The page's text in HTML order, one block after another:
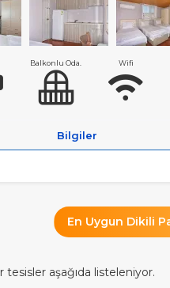
Balkonlu Oda. Wifi
Bilgiler
En Uygun Dikili
tesisler aşağıda listeleniyor.